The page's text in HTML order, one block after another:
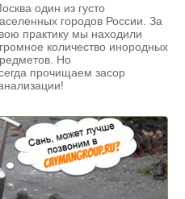
один из густо
городов России. За
практику мы находили
количество инородных
Но
прочищаем засор